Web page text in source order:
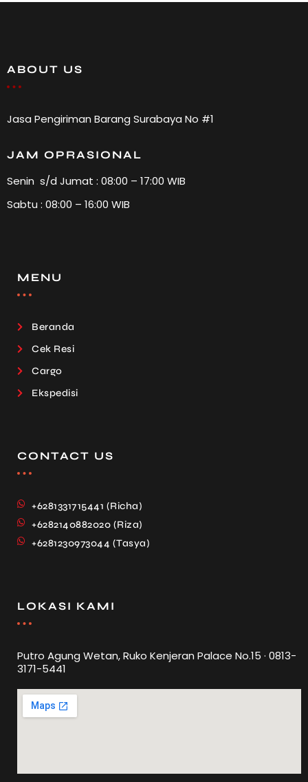
ABOUT US
Jasa Pengiriman Barang Surabaya No #1
JAM OPRASIONAL
Senin s/d Jumat : 08:00 – 17:00 WIB
Sabtu : 08:00 – 16:00 WIB
MENU
Beranda
Cek Resi
Cargo
Ekspedisi
CONTACT US
+6281331715441 (Richa)
+6282140882020 (Riza)
+6281230973044 (Tasya)
LOKASI KAMI
Putro Agung Wetan, Ruko Kenjeran Palace No.15 · 0813-
3171-5441